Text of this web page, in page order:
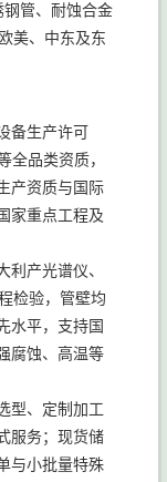
管、耐蚀合金
美、中东及东
备生产许可
全品类资质，
产资质与国际
家重点工程及
产光谱仪、
检验，管壁均
水平，支持国
腐蚀、高温等
型、定制加工
服务；现货储
与小批量特殊